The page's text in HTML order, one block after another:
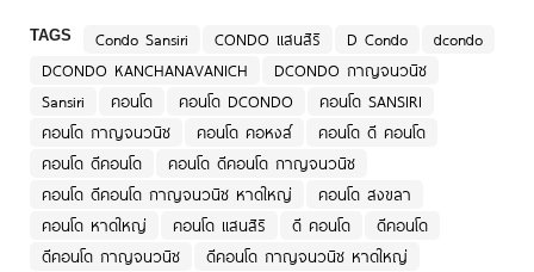
TAGS Condo Sansiri CONDO แสนสิริ D Condo
dcondo
DCONDO KANCHANAVANICH
DCONDO กาญจนวนิช
Sansiri
คอนโด คอนโด DCONDO
คอนโด SANSIRI
คอนโด กาญจนวนิช
คอนโด คอหงส์
คอนโด ดี คอนโด
คอนโด ดีคอนโด
คอนโด ดีคอนโด กาญจนวนิช
คอนโด ดีคอนโด กาญจนวนิช หาดใหญ่
คอนโด สงขลา
คอนโด หาดใหญ่
คอนโด แสนสิริ ดี คอนโด
ดีคอนโด
ดีคอนโด กาญจนวนิช
ดีคอนโด กาญจนวนิช หาดใหญ่